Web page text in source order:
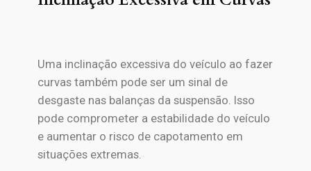
Uma inclinação excessiva do veículo ao fazer
curvas também pode ser um sinal de
desgaste nas balanças da suspensão. Isso
pode comprometer a estabilidade do veículo
e aumentar o risco de capotamento em
situações extremas.